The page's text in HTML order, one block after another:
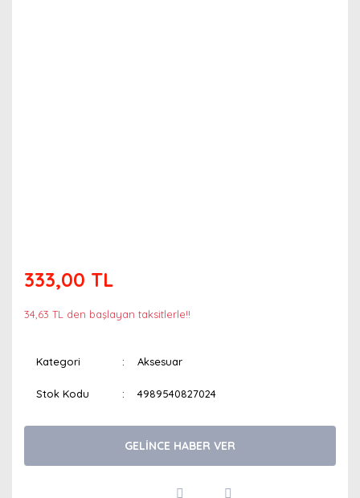
333,00 TL
34,63 TL den başlayan taksitlerle!!
Kategori Aksesuar
Stok Kodu 4989540827024
GELİNCE HABER VER